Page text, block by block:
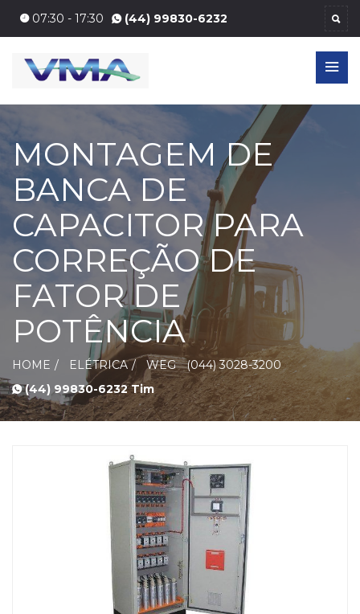
07:30 - 17:30 (44) 99830-6232
MONTAGEM DE
BANCA DE
CAPACITOR PARA
CORREÇÃO DE
FATOR DE
POTÊNCIA
HOME ELÉTRICA WEG
(044) 3028-3200
(44) 99830-6232 Tim